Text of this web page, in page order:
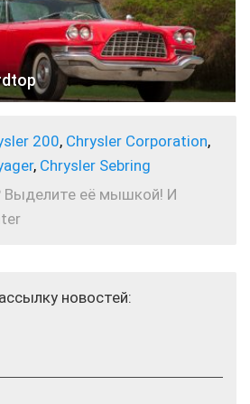
200, Chrysler Corporation,
, Chrysler Sebring
Выделите её мышкой! И
новостей: